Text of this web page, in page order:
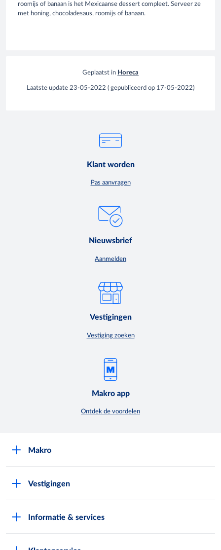
roomijs of banaan is het Mexicaanse dessert compleet. Serveer ze
met honing, chocoladesaus, roomijs of banaan.
Geplaatst in Horeca
Laatste update 23-05-2022 ( gepubliceerd op 17-05-2022)
Klant worden
Pas aanvragen
Nieuwsbrief
Aanmelden
Vestigingen
Vestiging zoeken
Makro app
Ontdek de voordelen
Makro
Exploitatie buitenterreinen
Vestigingen
Informatie & services